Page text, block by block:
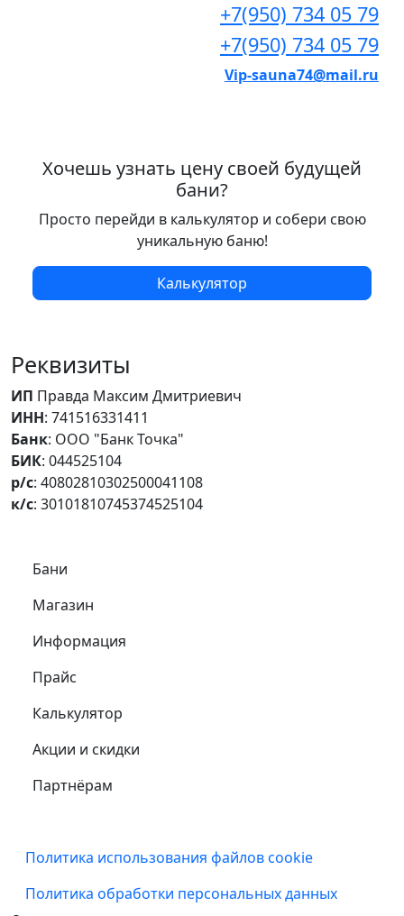
+7(950) 734 05 79
+7(950) 734 05 79
Vip-sauna74@mail.ru
Хочешь узнать цену своей будущей
бани?
Просто перейди в калькулятор и собери свою
уникальную баню!
Калькулятор
Реквизиты
ИП Правда Максим Дмитриевич
ИНН: 741516331411
Банк: ООО "Банк Точка"
БИК: 044525104
р/с: 40802810302500041108
к/с: 30101810745374525104
Самое важное
Бани
Магазин
Информация
Прайс
Калькулятор
Акции и скидки
Партнёрам
Подвал
Политика использования файлов cookie
Политика обработки персональных данных